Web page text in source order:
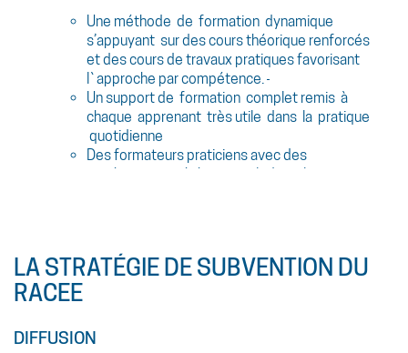
Une méthode de formation dynamique
s’appuyant sur des cours théorique renforcés
et des cours de travaux pratiques favorisant
l`approche par compétence.
Un support de formation complet remis à
chaque apprenant très utile dans la pratique
quotidienne
Des formateurs praticiens avec des
expériences avérées et multidisciplinaires
appuyant sur des cours théorique renforcés
et des cours de travaux pratiques favorisant
chaque apprenant très utile dans la pratique
LA STRATÉGIE DE SUBVENTION DU
RACEE
DIFFUSION